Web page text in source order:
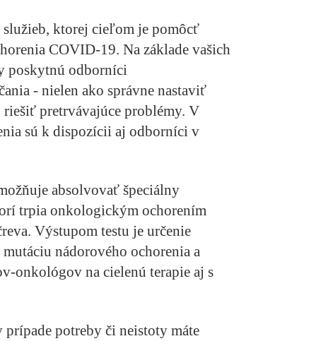
služieb, ktorej cieľom je pomôcť
COVID-19. Na základe vašich
poskytnú odborníci
- nielen ako správne nastaviť
riešiť pretrvávajúce problémy. V
sú k dispozícii aj odborníci v
absolvovať špeciálny
trpia onkologickým ochorením
Výstupom testu je určenie
nádorového ochorenia a
onkológov na cielenú terapie aj s
prípade potreby či neistoty máte